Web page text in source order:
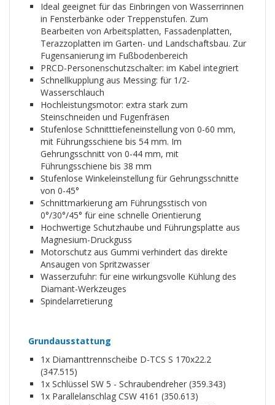
Ideal geeignet für das Einbringen von Wasserrinnen
in Fensterbänke oder Treppenstufen. Zum
Bearbeiten von Arbeitsplatten, Fassadenplatten,
Terazzoplatten im Garten- und Landschaftsbau. Zur
Fugensanierung im Fußbodenbereich
PRCD-Personenschutzschalter: im Kabel integriert
Schnellkupplung aus Messing: für 1/2-
Wasserschlauch
Hochleistungsmotor: extra stark zum
Steinschneiden und Fugenfräsen
Stufenlose Schnitttiefeneinstellung von 0-60 mm,
mit Führungsschiene bis 54 mm. Im
Gehrungsschnitt von 0-44 mm, mit
Führungsschiene bis 38 mm
Stufenlose Winkeleinstellung für Gehrungsschnitte
von 0-45°
Schnittmarkierung am Führungsstisch von
0°/30°/45° für eine schnelle Orientierung
Hochwertige Schutzhaube und Führungsplatte aus
Magnesium-Druckguss
Motorschutz aus Gummi verhindert das direkte
Ansaugen von Spritzwasser
Wasserzufuhr: für eine wirkungsvolle Kühlung des
Diamant-Werkzeuges
Spindelarretierung
Grundausstattung
1x Diamanttrennscheibe D-TCS S 170x22.2
(347.515)
1x Schlüssel SW 5 - Schraubendreher (359.343)
1x Parallelanschlag CSW 4161 (350.613)